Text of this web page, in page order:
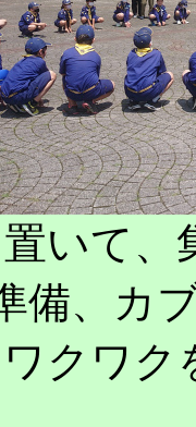
いて、
備、カ
ワクワ